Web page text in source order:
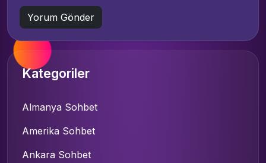
Kategoriler
Almanya Sohbet
Amerika Sohbet
Ankara Sohbet